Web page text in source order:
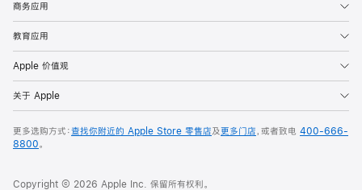
商务应用
教育应用
Apple 价值观
关于 Apple
更多选购方式：查找你附近的 Apple Store 零售店及更多门店，或者致电 400-666-
8800。
Copyright © 2026 Apple Inc. 保留所有权利。